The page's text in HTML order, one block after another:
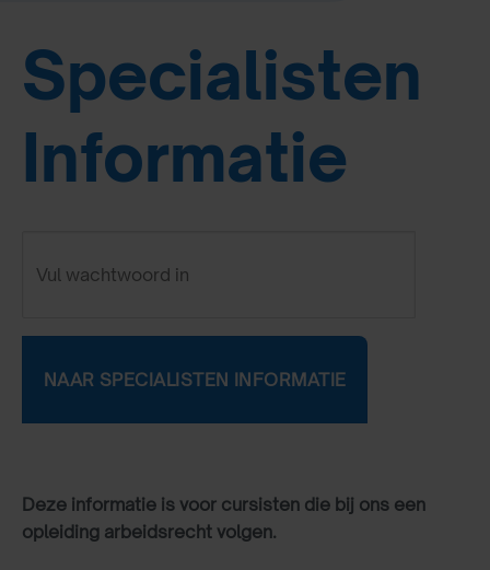
Specialisten
Informatie
Deze informatie is voor cursisten die bij ons een
opleiding arbeidsrecht volgen.